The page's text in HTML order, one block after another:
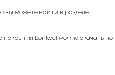
вы можете найти в разделе
покрытия Bonkeel можно скачать по